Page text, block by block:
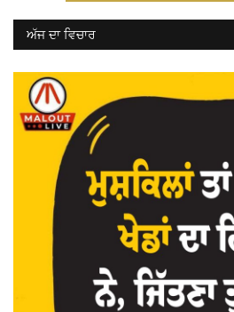
ਅੱਜ ਦਾ ਵਿਚਾਰ